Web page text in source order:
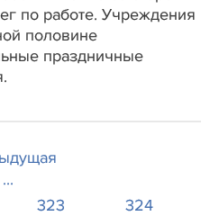
по работе. Учреждения
половине
праздничные
...
323
324